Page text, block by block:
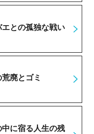
との孤独な戦い
廃とゴミ
に宿る人生の残